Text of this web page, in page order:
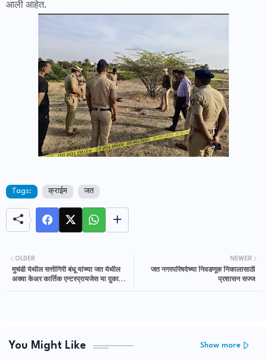
आली आहेत.
Tags: क्राईम जत
NEWER
जत नगरपरिषदेच्या निवडणूक निकालासाठी
प्रशासन सज्ज
OLDER
मुचंडी येथील सत्तीगिरी बंधू यांच्या जत येथील
अक्वा केअर कार्तिक एन्टरप्रायजेस या दुकानाचे
You Might Like Show more